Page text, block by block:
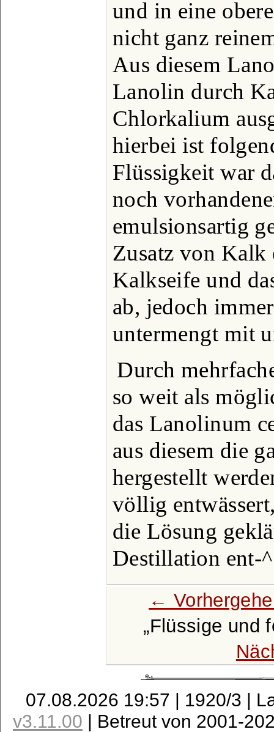
und in eine
nicht ganz
Aus diesem
Lanolin durch
Chlorkalium
hierbei ist
Flüssigkeit war
noch
emulsionsartig
Zusatz von Kalk
Kalkseife und
ab, jedoch
untermengt mit
Durch
so weit als
das Lanolinum
aus diesem die
hergestellt
völlig
die Lösung
Destillation ent-
←
Flüssige und
07.08.2026 19:57 | 1920/3 |
v3.11.00 | Betreut von 2001-